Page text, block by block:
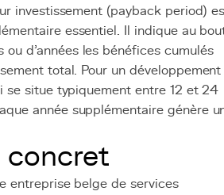
investissement (payback period)
essentiel. Il indique au
ou d'années les bénéfices cumulés
total. Pour un développement
se situe typiquement entre 12 et 24
année supplémentaire génère
concret
entreprise belge de services